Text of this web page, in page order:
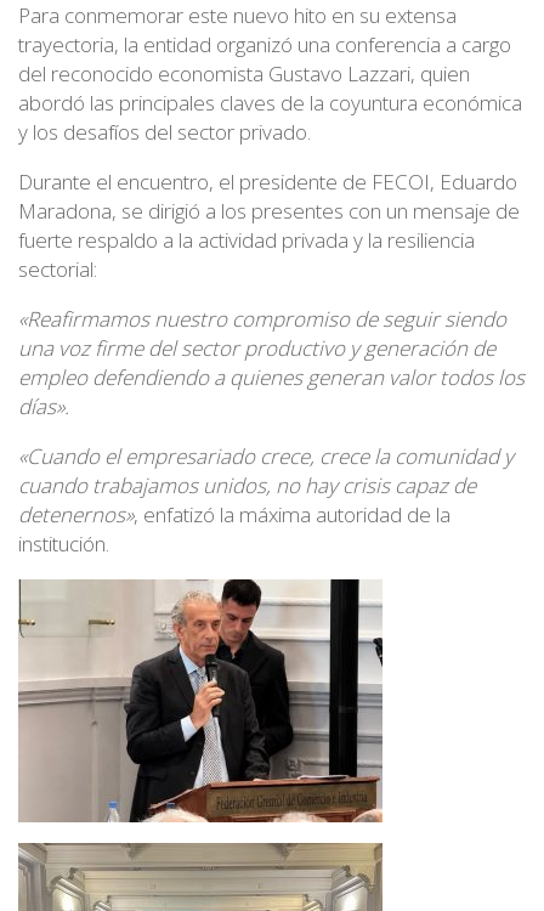
Para conmemorar este nuevo hito en su extensa
trayectoria, la entidad organizó una conferencia a cargo
del reconocido economista Gustavo Lazzari, quien
abordó las principales claves de la coyuntura económica
y los desafíos del sector privado.
Durante el encuentro, el presidente de FECOI, Eduardo
Maradona, se dirigió a los presentes con un mensaje de
fuerte respaldo a la actividad privada y la resiliencia
sectorial:
«Reafirmamos nuestro compromiso de seguir siendo
una voz firme del sector productivo y generación de
empleo defendiendo a quienes generan valor todos los
días».
«Cuando el empresariado crece, crece la comunidad y
cuando trabajamos unidos, no hay crisis capaz de
detenernos», enfatizó la máxima autoridad de la
institución.